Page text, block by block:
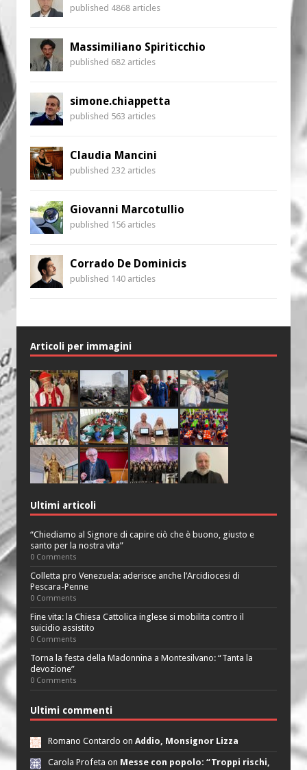
published 4868 articles
Massimiliano Spiriticchio
published 682 articles
simone.chiappetta
published 563 articles
Claudia Mancini
published 232 articles
Giovanni Marcotullio
published 156 articles
Corrado De Dominicis
published 140 articles
Articoli per immagini
Ultimi articoli
“Chiediamo al Signore di capire ciò che è buono, giusto e
santo per la nostra vita”
0 Comments
Colletta pro Venezuela: aderisce anche l’Arcidiocesi di
Pescara-Penne
0 Comments
Fine vita: la Chiesa Cattolica inglese si mobilita contro il
suicidio assistito
0 Comments
Torna la festa della Madonnina a Montesilvano: “Tanta la
devozione”
0 Comments
Ultimi commenti
Romano Contardo on Addio, Monsignor Lizza
Carola Profeta on Messe con popolo: “Troppi rischi,